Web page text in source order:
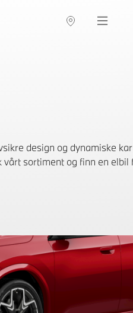
Navigation
design og dynamiske
sortiment og finn en